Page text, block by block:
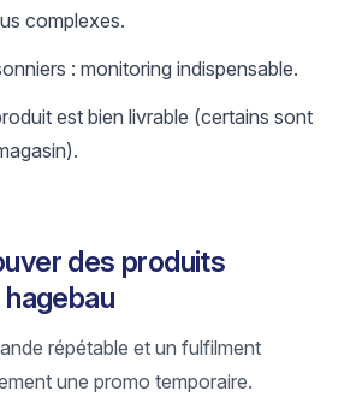
complexes.
: monitoring indispensable.
est bien livrable (certains sont
des produits
répétable et un fulfilment
une promo temporaire.